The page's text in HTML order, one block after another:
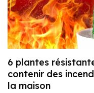
6 plantes
contenir des
la maison